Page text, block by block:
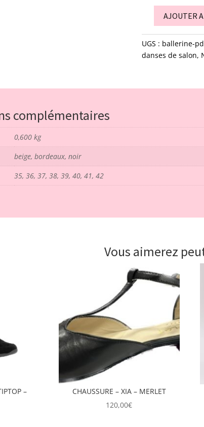
quantité
de
Ballerine
-
-
portdance
AJOUTER
UGS : ballerine-
danses de salon,
complémentaires
0,600 kg
beige, bordeaux, noir
35, 36, 37, 38, 39, 40, 41, 42
Vous aimerez
–
CHAUSSURE – XIA – MERLET
120,00€